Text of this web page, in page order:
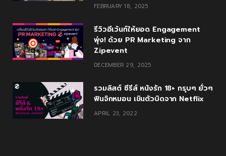
FEBRUARY 18, 2025
รีวิวอีเว้นท์ให้ยอด Engagement
พุ่ง! ด้วย PR Marketing จาก
Zipevent
DECEMBER 29, 2025
รวมลิสต์ ซีรีส์ หนังรัก 18+ กรุบๆ ยั่วๆ
ฟินจิกหมอน เขินตัวบิดจาก Netflix
APRIL 23, 2022